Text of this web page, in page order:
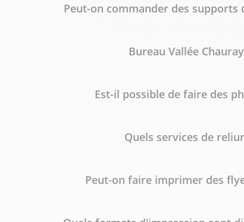
Peut-on commander des
Bureau Vallée
Est-il possible de faire des
Quels services de
Peut-on faire imprimer des